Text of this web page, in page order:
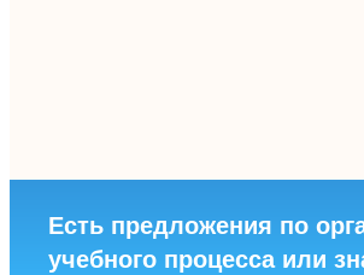
Есть предложения по
учебного процесса или